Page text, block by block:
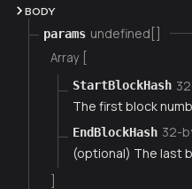
BODY
params undefined[]
Array [
StartBlockHash
The first block
EndBlockHash 32-
(optional) The last